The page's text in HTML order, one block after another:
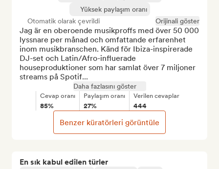
En sık kabul edilen türler
Yüksek paylaşım oranı
Otomatik olarak çevrildi
Orijinali göster
Jag är en oberoende musikproffs med över 50 000
lyssnare per månad och omfattande erfarenhet
inom musikbranschen. Känd för Ibiza-inspirerade
DJ-set och Latin/Afro-influerade
houseproduktioner som har samlat över 7 miljoner
streams på Spotif...
Daha fazlasını göster
Cevap oranı
85%
Paylaşım oranı
27%
Verilen cevaplar
444
Benzer küratörleri görüntüle